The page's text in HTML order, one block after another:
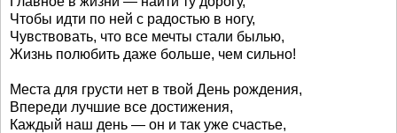
Чтобы идти по ней с радостью в ногу,
Чувствовать, что все мечты стали былью,
Жизнь полюбить даже больше, чем сильно!
Места для грусти нет в твой День рождения,
Впереди лучшие все достижения,
Каждый наш день — он и так уже счастье,